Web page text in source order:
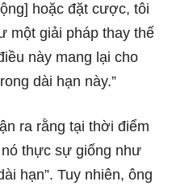
hoặc đặt cược, tôi
một giải pháp thay thế
này mang lại cho
dài hạn này.”
ra rằng tại thời điểm
thực sự giống như
hạn”. Tuy nhiên, ông